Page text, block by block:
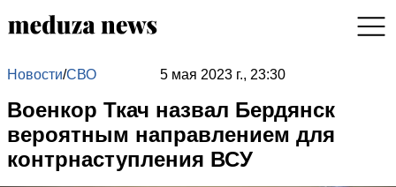
Новости/СВО 5 мая 2023 г., 23:30
Военкор Ткач назвал Бердянск
вероятным направлением для
контрнаступления ВСУ